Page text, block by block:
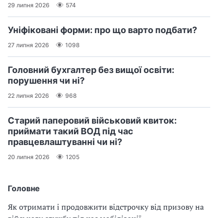
Головне
Як отримати і продовжити відстрочку від призову на
29 липня 2026 574
Уніфіковані форми: про що варто подбати?
27 липня 2026 1098
Головний бухгалтер без вищої освіти:
порушення чи ні?
22 липня 2026 968
Старий паперовий військовий квиток:
приймати такий ВОД під час
правцевлаштуванні чи ні?
20 липня 2026 1205